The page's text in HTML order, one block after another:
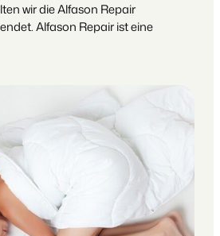
wir die Alfason Repair
Alfason Repair ist eine